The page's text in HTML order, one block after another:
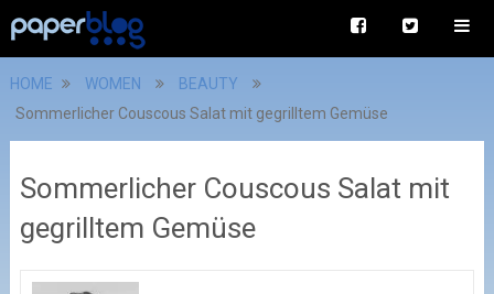
HOME WOMEN
BEAUTY
Sommerlicher Couscous Salat mit gegrilltem Gemüse
Sommerlicher Couscous Salat mit
gegrilltem Gemüse